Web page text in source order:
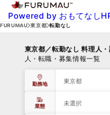
Powered by おもてなし
FURUMAU 東京都 転勤なし
東京都／転勤なし 料理人
人・転職・募集情報一覧
勤務地 東京都
業態 未選択